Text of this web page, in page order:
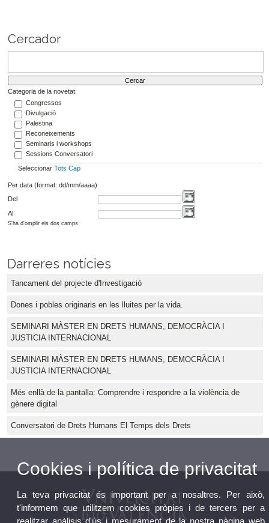
Cercador
Categoria de la novetat:
Congressos
Divulgació
Palestina
Reconeixements
Seminaris i workshops
Sessions Conversatori
Seleccionar Tots Cap
Per data (format: dd/mm/aaaa)
Del
Al
S'ha d'omplir els dos camps
Darreres notícies
Tancament del projecte d'Investigació
Dones i pobles originaris en les lluites per la vida.
SEMINARI MÀSTER EN DRETS HUMANS, DEMOCRÀCIA I
JUSTICIA INTERNACIONAL
SEMINARI MÀSTER EN DRETS HUMANS, DEMOCRÀCIA I
JUSTICIA INTERNACIONAL
Més enllà de la pantalla: Comprendre i respondre a la violència de
gènere digital
Conversatori de Drets Humans El Temps dels Drets
Cookies i política de privacitat
La teva privacitat és important per a nosaltres. Per això,
t'informem que utilitzem cookies pròpies i de tercers per a